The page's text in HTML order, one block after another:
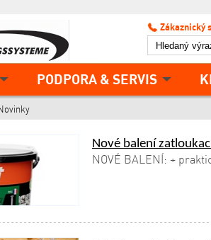
PODPORA & SERVIS
Zákaznický
Nové balení
NOVÉ BALENÍ: +